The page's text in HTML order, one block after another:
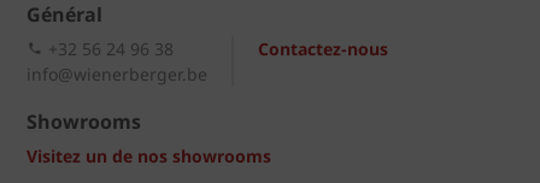
Général
Contactez-nous
+32 56 24 96 38
info@wienerberger.be
Showrooms
Visitez un de nos showrooms